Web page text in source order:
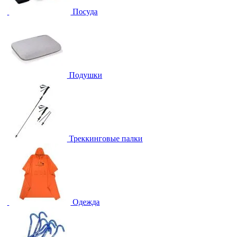
Посуда
Подушки
Треккинговые палки
Одежда